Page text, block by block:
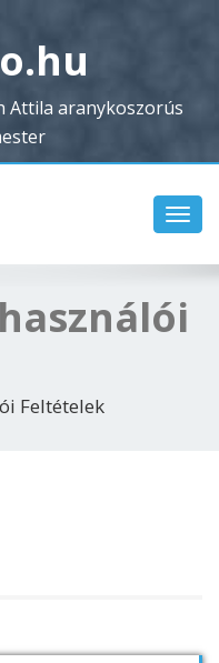
Attila aranykoszorús
Feltételek